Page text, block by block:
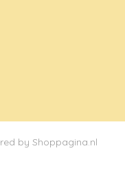
by Shoppagina.nl